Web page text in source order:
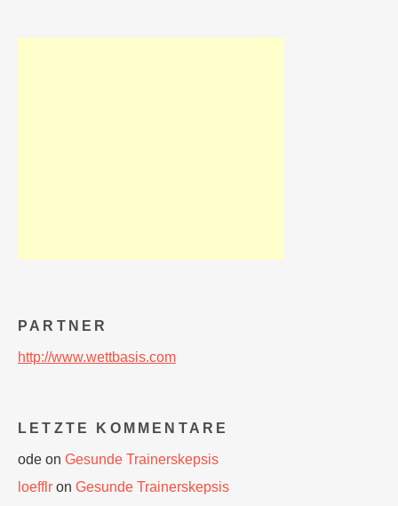
PARTNER
http://www.wettbasis.com
LETZTE KOMMENTARE
ode on Gesunde Trainerskepsis
loefflr on Gesunde Trainerskepsis